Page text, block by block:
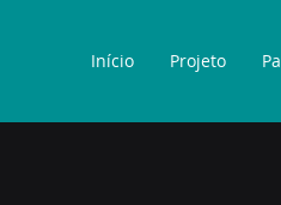
Início Projeto